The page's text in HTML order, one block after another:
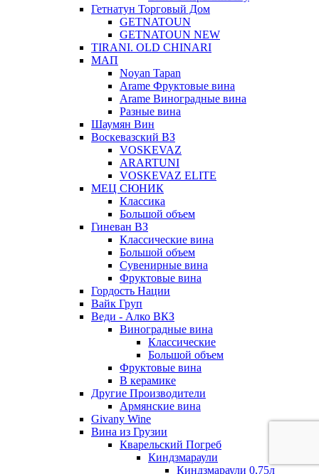
Гетнатун Торговый Дом
GETNATOUN
GETNATOUN NEW
TIRANI. OLD CHINARI
МАП
Noyan Tapan
Arame Фруктовые вина
Arame Виноградные вина
Разные вина
Шаумян Вин
Воскевазский ВЗ
VOSKEVAZ
ARARTUNI
VOSKEVAZ ELITE
МЕЦ СЮНИК
Классика
Большой объем
Гиневан ВЗ
Классические вина
Большой объем
Сувенирные вина
Фруктовые вина
Гордость Нации
Вайк Груп
Веди - Алко ВКЗ
Виноградные вина
Классические
Большой объем
Фруктовые вина
В керамике
Другие Производители
Армянские вина
Givany Wine
Вина из Грузии
Кварельский Погреб
Киндзмараули
Киндзмараули 0,75л